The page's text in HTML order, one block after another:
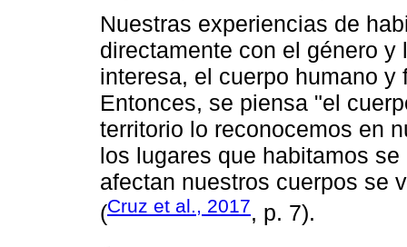
Nuestras experiencias de
directamente con el género
interesa, el cuerpo humano
Entonces, se piensa "el
territorio lo reconocemos en
los lugares que habitamos
afectan nuestros cuerpos se
(Cruz et al., 2017, p. 7).